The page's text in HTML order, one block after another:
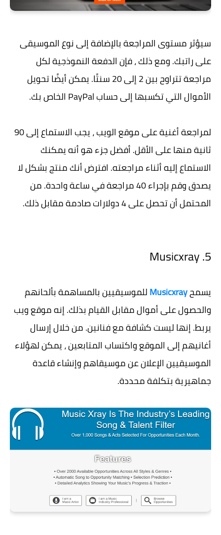
سيؤثر مستوى المراجعة بالإضافة إلى نوع الموسيقى
على راتبك. ومع ذلك ، فإن الدفعة النموذجية لكل
مراجعة تتراوح بين 2 إلى 20 سنتًا. يمكن أيضًا تحويل
الأموال التي تكسبها إلى حساب PayPal الخاص بك.
لمراجعة أغنية على موقع الويب ، يجب الاستماع إلى 90
ثانية منها على الأقل. أفضل جزء هو أنه يمكنك
الاستماع إليه أثناء مراجعته. افترض أنك منتج بشكل لا
يصدق وقم بإجراء 40 مراجعة في ساعة واحدة. من
المحتمل أن تحصل على 4 دولارات صادمة مقابل ذلك.
5. Musicxray
يسمحMusicxrayللموسيقيين بالمساهمة بألحانهم
والحصول على أموال مقابل القيام بذلك. إنه موقع ويب
يربط. إنها ليست كشافة مع فنانين. من خلال إرسال
أغانيهم إلى الموقع واكتساب المتابعين ، يمكن لهؤلاء
الموسيقيين الإعلان عن موسيقاهم وإنشاء قاعدة
جماهيرية بتكلفة محددة.